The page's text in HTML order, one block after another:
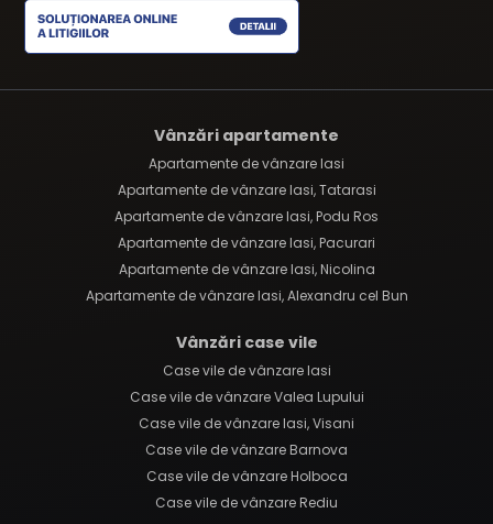
Vânzări apartamente
Apartamente de vânzare Iasi
Apartamente de vânzare Iasi, Tatarasi
Apartamente de vânzare Iasi, Podu Ros
Apartamente de vânzare Iasi, Pacurari
Apartamente de vânzare Iasi, Nicolina
Apartamente de vânzare Iasi, Alexandru cel Bun
Vânzări case vile
Case vile de vânzare Iasi
Case vile de vânzare Valea Lupului
Case vile de vânzare Iasi, Visani
Case vile de vânzare Barnova
Case vile de vânzare Holboca
Case vile de vânzare Rediu